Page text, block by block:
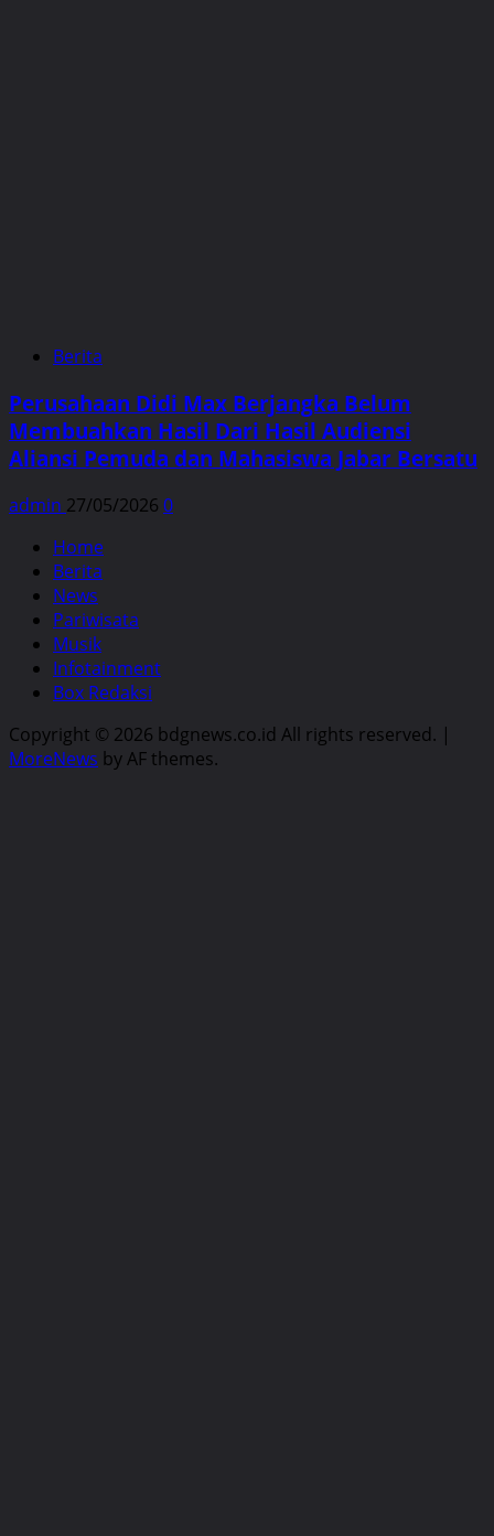
Berita
Perusahaan Didi Max Berjangka Belum
Membuahkan Hasil Dari Hasil Audiensi
Aliansi Pemuda dan Mahasiswa Jabar Bersatu
admin 27/05/2026 0
Home
Berita
News
Pariwisata
Musik
Infotainment
Box Redaksi
Copyright © 2026 bdgnews.co.id All rights reserved. |
MoreNews by AF themes.